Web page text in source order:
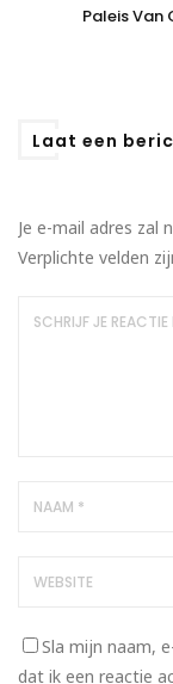
Paleis Van
Laat een
Je e-mail adres zal
Verplichte velden
Sla mijn naam,
dat ik een reactie